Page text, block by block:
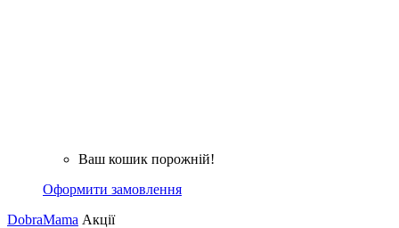
Ваш кошик порожній!
Оформити замовлення
DobraMama Акції